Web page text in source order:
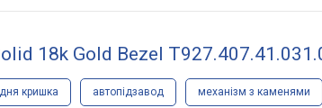
18k Gold Bezel
кришка автопідзавод механізм з каменями